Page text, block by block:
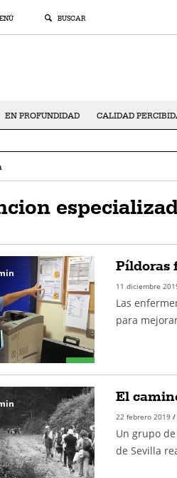
BUSCAR
EN PROFUNDIDAD CALIDAD
Píldoras
11 diciembre
Las
para
El
22 febrero 2019 /
Un grupo
de Sevilla